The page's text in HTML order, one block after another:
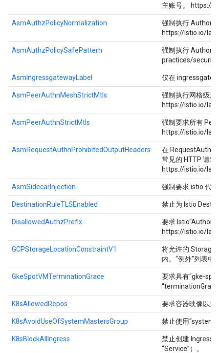
主账号。 https://
AsmAuthzPolicyNormalization
强制执行
https://istio.io/
AsmAuthzPolicySafePattern
强制执行
practices/
AsmIngressgatewayLabel 仅在
AsmPeerAuthnMeshStrictMtls
强制执行网格级
https://istio.io/
AsmPeerAuthnStrictMtls
强制要求所有
https://istio.io/
AsmRequestAuthnProhibitedOutputHeaders
在
常见的 HTTP 请
https://istio.io/
AsmSidecarInjection 强制要求 istio 代
DestinationRuleTLSEnabled 禁止为 Istio
DisallowedAuthzPrefix
要求
https://istio.io/
GCPStorageLocationConstraintV1
将允许的
内。“例外”列表中
GkeSpotVMTerminationGrace
要求具有“gke-
K8sAllowedRepos 要求容器映像以指
K8sAvoidUseOfSystemMastersGroup 禁止使用
K8sBlockAllIngress
禁止创建 Ingress
“Service”）。